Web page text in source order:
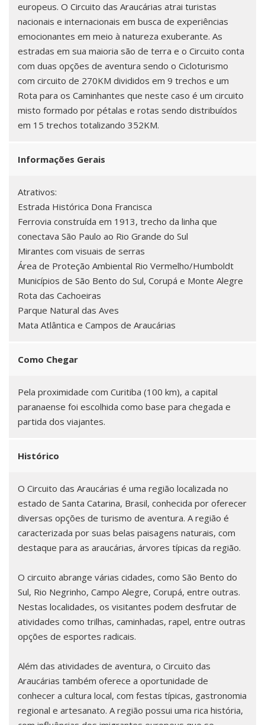
europeus. O Circuito das Araucárias atrai turistas
nacionais e internacionais em busca de experiências
emocionantes em meio à natureza exuberante. As
estradas em sua maioria são de terra e o Circuito conta
com duas opções de aventura sendo o Cicloturismo
com circuito de 270KM divididos em 9 trechos e um
Rota para os Caminhantes que neste caso é um circuito
misto formado por pétalas e rotas sendo distribuídos
em 15 trechos totalizando 352KM.
Informações Gerais
Atrativos:
Estrada Histórica Dona Francisca
Ferrovia construída em 1913, trecho da linha que
conectava São Paulo ao Rio Grande do Sul
Mirantes com visuais de serras
Área de Proteção Ambiental Rio Vermelho/Humboldt
Municípios de São Bento do Sul, Corupá e Monte Alegre
Rota das Cachoeiras
Parque Natural das Aves
Mata Atlântica e Campos de Araucárias
Como Chegar
Pela proximidade com Curitiba (100 km), a capital
paranaense foi escolhida como base para chegada e
partida dos viajantes.
Histórico
O Circuito das Araucárias é uma região localizada no
estado de Santa Catarina, Brasil, conhecida por oferecer
diversas opções de turismo de aventura. A região é
caracterizada por suas belas paisagens naturais, com
destaque para as araucárias, árvores típicas da região.
O circuito abrange várias cidades, como São Bento do
Sul, Rio Negrinho, Campo Alegre, Corupá, entre outras.
Nestas localidades, os visitantes podem desfrutar de
atividades como trilhas, caminhadas, rapel, entre outras
opções de esportes radicais.
Além das atividades de aventura, o Circuito das
Araucárias também oferece a oportunidade de
conhecer a cultura local, com festas típicas, gastronomia
regional e artesanato. A região possui uma rica história,